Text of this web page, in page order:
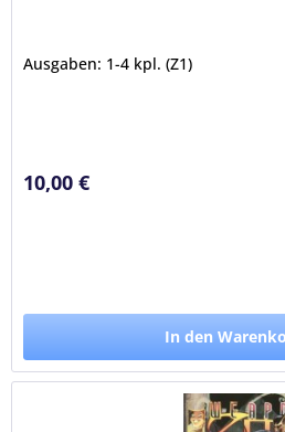
Ausgaben: 1-4 kpl. (Z1)
10,00 €
In den